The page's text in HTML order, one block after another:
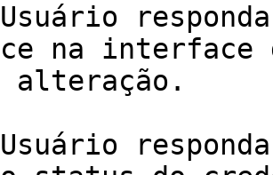
na
alteração.